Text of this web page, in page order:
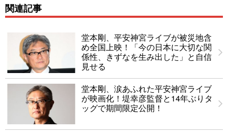
関連記事
堂本剛、平安神宮ライブが被災地含
め全国上映！「今の日本に大切な関
係性、きずなを生み出した」と自信
見せる
堂本剛、涙あふれた平安神宮ライブ
が映画化！堤幸彦監督と14年ぶりタ
ッグで期間限定公開！